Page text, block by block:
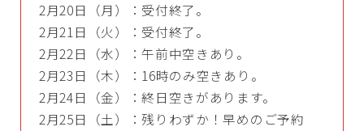
2月20日（月）：受付終了。
2月21日（火）：受付終了。
2月22日（水）：午前中空きあり。
2月23日（木）：16時のみ空きあり。
2月24日（金）：終日空きがあります。
2月25日（土）：残りわずか！早めのご予約